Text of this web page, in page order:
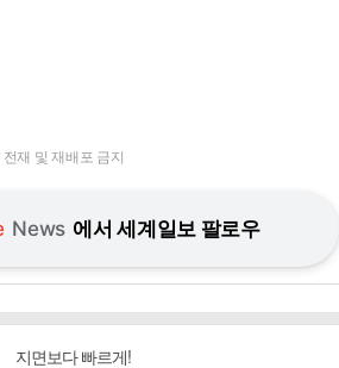
재 및 재배포 금지
News 에서 세계일보 팔로우
지면보다 빠르게!